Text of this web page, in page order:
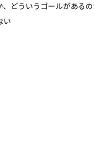
どういうゴールがある
い